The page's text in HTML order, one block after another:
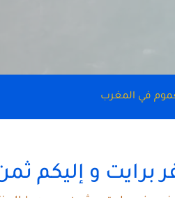
في المغرب
برايت و إليكم